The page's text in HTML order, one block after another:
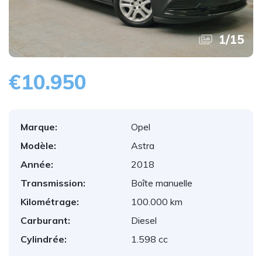
1/15
€10.950
Marque:
Opel
Modèle:
Astra
Année:
2018
Transmission:
Boîte manuelle
Kilométrage:
100.000 km
Carburant:
Diesel
Cylindrée:
1.598 cc